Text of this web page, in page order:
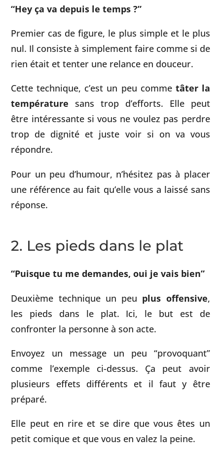
“Hey ça va depuis le temps ?”
Premier cas de figure, le plus simple et le plus
nul. Il consiste à simplement faire comme si de
rien était et tenter une relance en douceur.
Cette technique, c’est un peu comme tâter la
température sans trop d’efforts. Elle peut
être intéressante si vous ne voulez pas perdre
trop de dignité et juste voir si on va vous
répondre.
Pour un peu d’humour, n’hésitez pas à placer
une référence au fait qu’elle vous a laissé sans
réponse.
2. Les pieds dans le plat
“Puisque tu me demandes, oui je vais bien”
Deuxième technique un peu plus offensive,
les pieds dans le plat. Ici, le but est de
confronter la personne à son acte.
Envoyez un message un peu “provoquant”
comme l’exemple ci-dessus. Ça peut avoir
plusieurs effets différents et il faut y être
préparé.
Elle peut en rire et se dire que vous êtes un
petit comique et que vous en valez la peine.